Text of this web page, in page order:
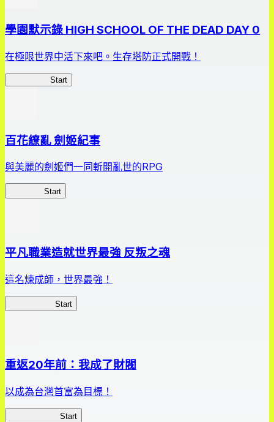
學園默示錄 HIGH SCHOOL OF THE DEAD DAY 0
在極限世界中活下來吧。生存塔防正式開戰！
Start
百花繚亂 劍姬紀事
與美麗的劍姬們一同斬開亂世的RPG
Start
平凡職業造就世界最強 反叛之魂
這名煉成師，世界最強！
Start
重返20年前：我成了財閥
以成為台灣首富為目標！
Start